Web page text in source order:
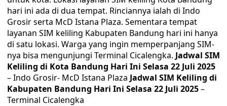
hari ini ada di dua tempat. Rinciannya ialah di Indo
Grosir serta McD Istana Plaza. Sementara tempat
layanan SIM keliling Kabupaten Bandung hari ini hanya
di satu lokasi. Warga yang ingin memperpanjang SIM-
nya bisa mengunjungi Terminal Cicalengka. Jadwal SIM
Keliling di Kota Bandung Hari Ini Selasa 22 Juli 2025
– Indo Grosir- McD Istana Plaza Jadwal SIM Keliling di
Kabupaten Bandung Hari Ini Selasa 22 Juli 2025–
Terminal Cicalengka